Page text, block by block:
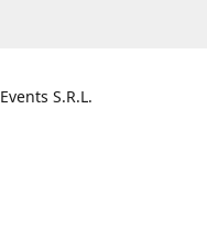
S.R.L.